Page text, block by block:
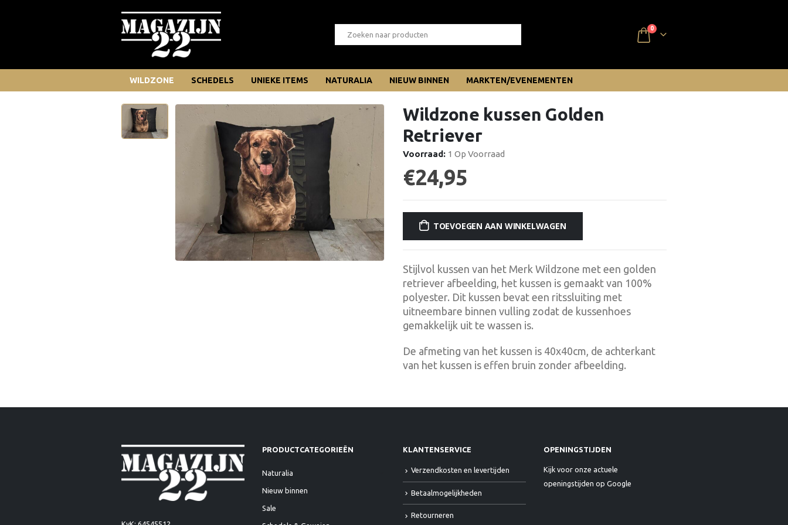
0
WILDZONE SCHEDELS UNIEKE ITEMS NATURALIA NIEUW BINNEN MARKTEN/EVENEMENTEN
Wildzone kussen Golden
Retriever
Voorraad: 1 Op Voorraad
€24,95
TOEVOEGEN AAN WINKELWAGEN
Stijlvol kussen van het Merk Wildzone met een golden
retriever afbeelding, het kussen is gemaakt van 100%
polyester. Dit kussen bevat een ritssluiting met
uitneembare binnen vulling zodat de kussenhoes
gemakkelijk uit te wassen is.
De afmeting van het kussen is 40x40cm, de achterkant
van het kussen is effen bruin zonder afbeelding.
PRODUCTCATEGORIEËN
Naturalia
Nieuw binnen
Sale
KLANTENSERVICE
Verzendkosten en levertijden
Betaalmogelijkheden
Retourneren
OPENINGSTIJDEN
Kijk voor onze actuele
openingstijden op Google